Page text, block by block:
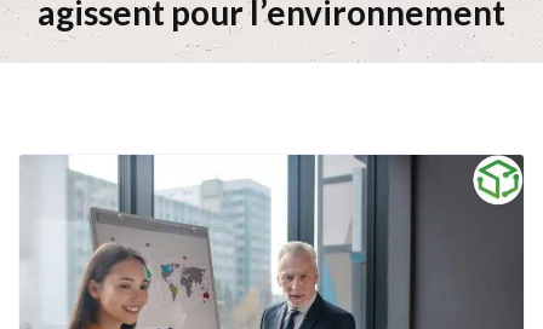
agissent pour l’environnement